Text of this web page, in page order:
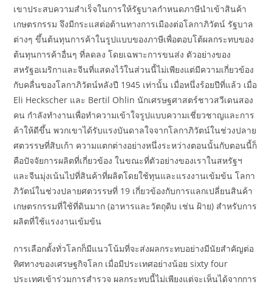
เขาประสบความสำเร็จในการให้รัฐบาลกำหนดภาษีนำเข้าสินค้า
เกษตรกรรม จึงมีกระแสต่อต้านทางการเมืองต่อโลกาภิวัตน์ รัฐบาล
ต่างๆ ขึ้นต้นทุนการค้าในรูปแบบของภาษีเพื่อตอบโต้ผลกระทบของ
ต้นทุนการค้าอื่นๆ ที่ลดลง โดยเฉพาะการขนส่ง ตัวอย่างของ
สหรัฐอเมริกาและจีนที่แสดงไว้ในส่วนนี้ไม่เพียงแต่มีความเกี่ยวข้อง
กับคลื่นของโลกาภิวัตน์หลังปี 1945 เท่านั้น เมื่อหนึ่งร้อยปีที่แล้ว เมื่อ
Eli Heckscher และ Bertil Ohlin นักเศรษฐศาสตร์ชาวสวีเดนสอง
คน กำลังทำงานเพื่อทำความเข้าใจรูปแบบความเชี่ยวชาญและการ
ค้าให้ดีขึ้น พวกเขาได้รับแรงบันดาลใจจากโลกาภิวัตน์ในช่วงปลาย
ศตวรรษที่สิบเก้า ความแตกต่างอย่างหนึ่งระหว่างตอนนั้นกับตอนนี้ก็
คือปัจจัยการผลิตที่เกี่ยวข้อง ในขณะที่ตัวอย่างของเราในสหรัฐฯ
และจีนมุ่งเน้นไปที่สินค้าที่ผลิตโดยใช้ทุนและแรงงานเข้มข้น โลกา
ภิวัตน์ในช่วงปลายศตวรรษที่ 19 เกี่ยวข้องกับการแลกเปลี่ยนสินค้า
เกษตรกรรมที่ใช้ที่ดินมาก (อาหารและวัตถุดิบ เช่น ฝ้าย) สำหรับการ
ผลิตที่ใช้แรงงานเข้มข้น
การเลือกตั้งทั่วโลกก็มีแนวโน้มที่จะส่งผลกระทบอย่างมีนัยสำคัญต่อ
ทิศทางของเศรษฐกิจโลก เมื่อมีประเทศอย่างน้อย sixty four
ประเทศเข้าร่วมการสำรวจ ผลกระทบนี้ไม่เพียงแต่จะเห็นได้จากการ